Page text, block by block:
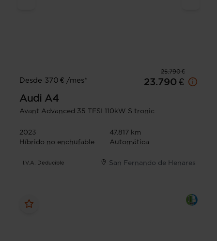
25.790 €
Desde 370 € /mes*
23.790 €
Audi A4
Avant Advanced 35 TFSI 110kW S tronic
2023
47.817 km
Híbrido no enchufable
Automática
I.V.A. Deducible San Fernando de Henares